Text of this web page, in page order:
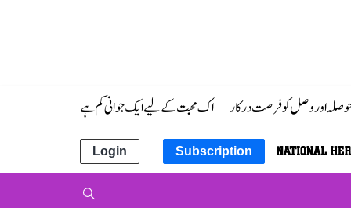
حوصلہ اور وصل کو فرصت درکار اک محبت کے لیے ایک جوانی کم ہے
Subscription
Login